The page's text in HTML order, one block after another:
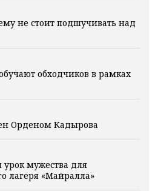
не стоит подшучивать над
обходчиков в рамках
Орденом Кадырова
мужества для
лагеря «Майралла»